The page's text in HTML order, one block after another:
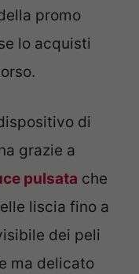
promo
lo acquisti
di
grazie a
pulsata che
liscia fino a
dei peli
ma delicato